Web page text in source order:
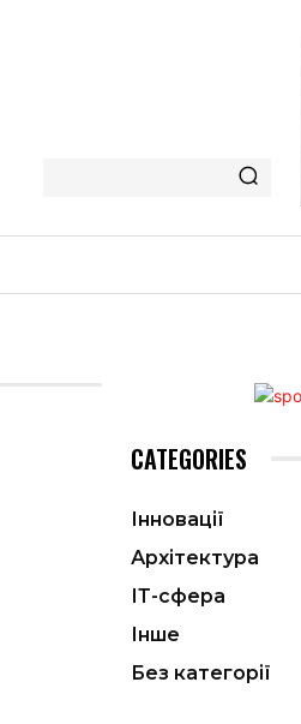
CATEGORIES
Інновації
Архітектура
ІТ-сфера
Інше
Без категорії